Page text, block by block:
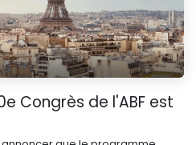
Congrès de l'ABF est